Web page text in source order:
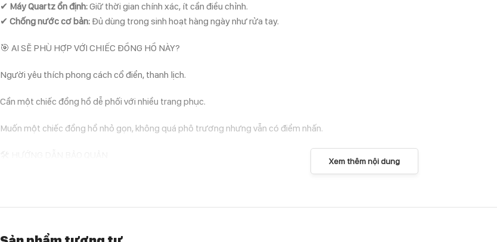
✔ Máy Quartz ổn định:Giữ thời gian chính xác, ít cần điều chỉnh.
✔ Chống nước cơ bản: Đủ dùng trong sinh hoạt hàng ngày như rửa tay.
🎯 AI SẼ PHÙ HỢP VỚI CHIẾC ĐỒNG HỒ NÀY?
Người yêu thích phong cách cổ điển, thanh lịch.
Cần một chiếc đồng hồ dễ phối với nhiều trang phục.
Muốn một chiếc đồng hồ nhỏ gọn, không quá phô trương nhưng vẫn có điểm nhấn.
Lau sạch dây thép định kỳ để giữ độ sáng bóng.
Bảo quản nơi khô ráo khi không sử dụng.
Xem thêm nội dung